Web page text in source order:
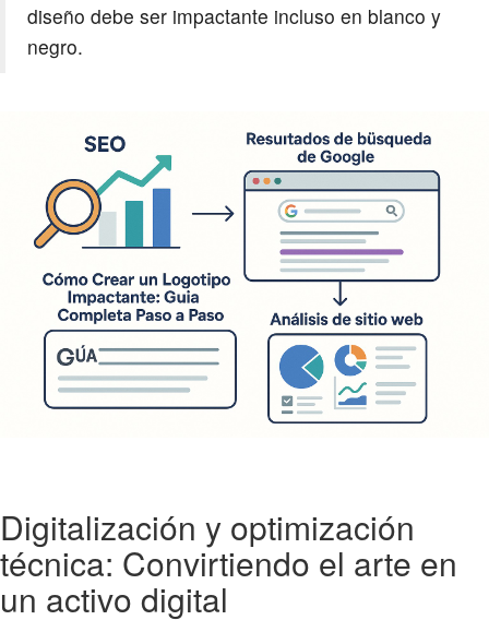
diseño debe ser impactante incluso en blanco y
negro.
Digitalización y optimización
técnica: Convirtiendo el arte en
un activo digital